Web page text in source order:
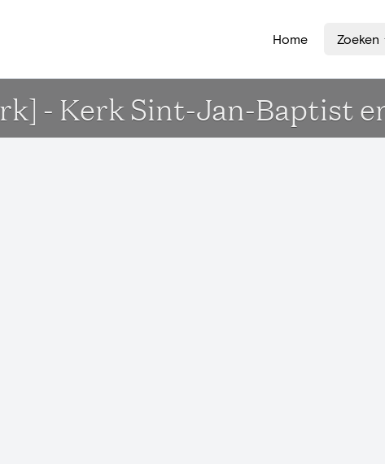
Home Zoeken
- Kerk Sint-Jan-Baptist